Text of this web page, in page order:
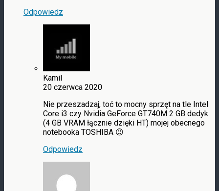
Odpowiedz
Kamil
20 czerwca 2020
Nie przeszadzaj, toć to mocny sprzęt na tle Intel
Core i3 czy Nvidia GeForce GT740M 2 GB dedyk
(4 GB VRAM łącznie dzięki HT) mojej obecnego
notebooka TOSHIBA 😉
Odpowiedz